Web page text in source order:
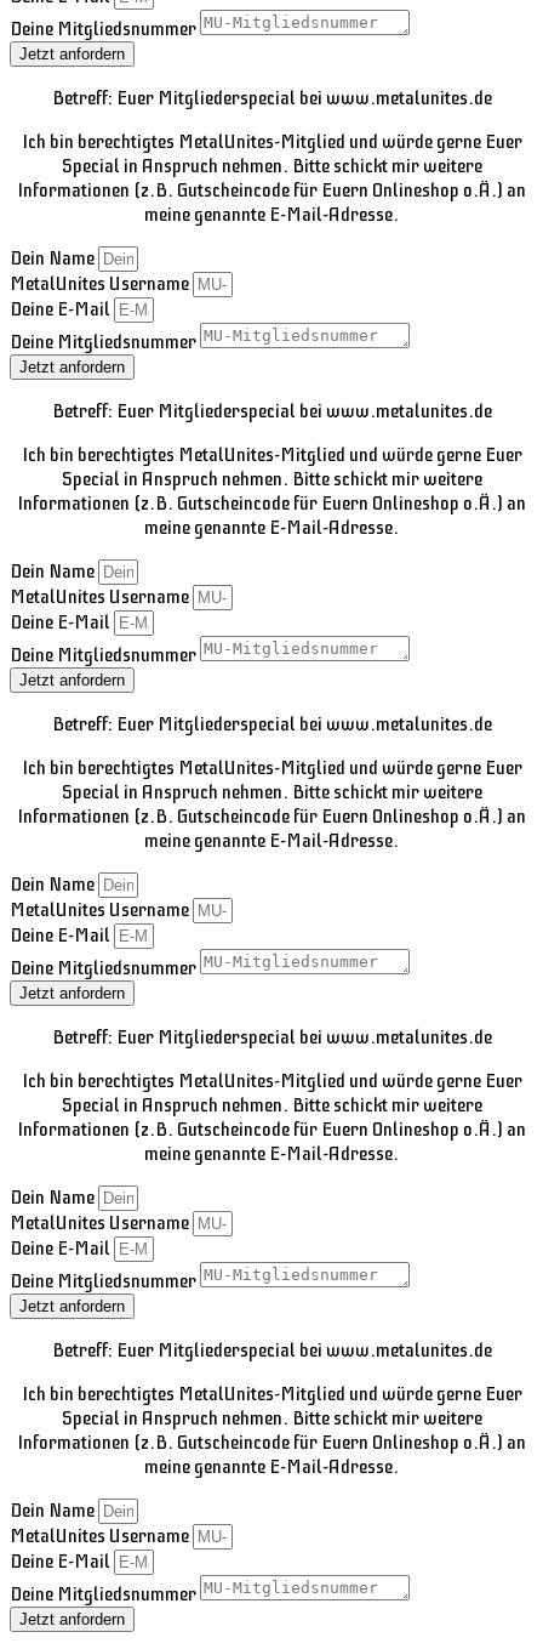
Deine Mitgliedsnummer
Jetzt anfordern
Betreff: Euer Mitgliederspecial bei www.metalunites.de
Ich bin berechtigtes MetalUnites-Mitglied und würde gerne Euer
Special in Anspruch nehmen. Bitte schickt mir weitere
Informationen (z.B. Gutscheincode für Euern Onlineshop o.Ä.) an
meine genannte E-Mail-Adresse.
Dein Name
MetalUnites Username
Deine E-Mail
Deine Mitgliedsnummer
Jetzt anfordern
Betreff: Euer Mitgliederspecial bei www.metalunites.de
Ich bin berechtigtes MetalUnites-Mitglied und würde gerne Euer
Special in Anspruch nehmen. Bitte schickt mir weitere
Informationen (z.B. Gutscheincode für Euern Onlineshop o.Ä.) an
meine genannte E-Mail-Adresse.
Dein Name
MetalUnites Username
Deine E-Mail
Deine Mitgliedsnummer
Jetzt anfordern
Betreff: Euer Mitgliederspecial bei www.metalunites.de
Ich bin berechtigtes MetalUnites-Mitglied und würde gerne Euer
Special in Anspruch nehmen. Bitte schickt mir weitere
Informationen (z.B. Gutscheincode für Euern Onlineshop o.Ä.) an
meine genannte E-Mail-Adresse.
Dein Name
MetalUnites Username
Deine E-Mail
Deine Mitgliedsnummer
Jetzt anfordern
Betreff: Euer Mitgliederspecial bei www.metalunites.de
Ich bin berechtigtes MetalUnites-Mitglied und würde gerne Euer
Special in Anspruch nehmen. Bitte schickt mir weitere
Informationen (z.B. Gutscheincode für Euern Onlineshop o.Ä.) an
meine genannte E-Mail-Adresse.
Dein Name
MetalUnites Username
Deine E-Mail
Deine Mitgliedsnummer
Jetzt anfordern
Betreff: Euer Mitgliederspecial bei www.metalunites.de
Ich bin berechtigtes MetalUnites-Mitglied und würde gerne Euer
Special in Anspruch nehmen. Bitte schickt mir weitere
Informationen (z.B. Gutscheincode für Euern Onlineshop o.Ä.) an
meine genannte E-Mail-Adresse.
Dein Name
MetalUnites Username
Deine E-Mail
Deine Mitgliedsnummer
Jetzt anfordern